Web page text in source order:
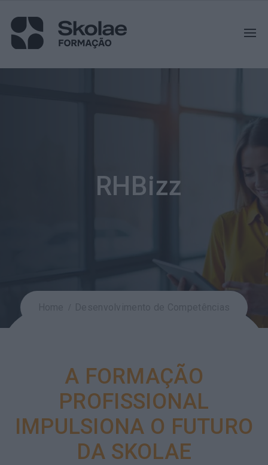
RHBizz
A FORMAÇÃO
PROFISSIONAL
IMPULSIONA O FUTURO
DA SKOLAE